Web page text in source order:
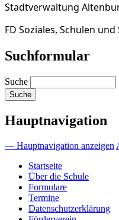
Stadtverwaltung
FD Soziales, Schulen
Suchformular
Suche
Hauptnavigation
— Hauptnavigation anzeigen
Startseite
Über die Schule
Formulare
Termine
Datenschutzerklärung